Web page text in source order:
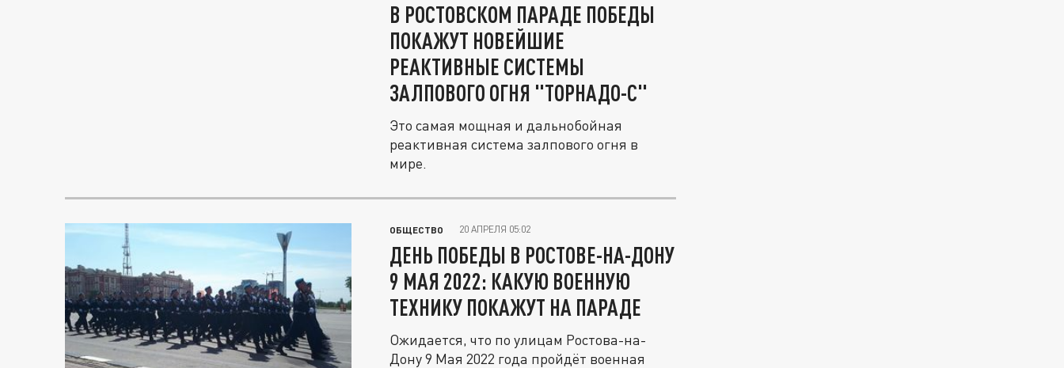
В РОСТОВСКОМ ПАРАДЕ ПОБЕДЫ
ПОКАЖУТ НОВЕЙШИЕ
РЕАКТИВНЫЕ СИСТЕМЫ
ЗАЛПОВОГО ОГНЯ "ТОРНАДО-С"
Это самая мощная и дальнобойная
реактивная система залпового огня в
мире.
ОБЩЕСТВО 20 АПРЕЛЯ 05:02
ДЕНЬ ПОБЕДЫ В РОСТОВЕ-НА-ДОНУ
9 МАЯ 2022: КАКУЮ ВОЕННУЮ
ТЕХНИКУ ПОКАЖУТ НА ПАРАДЕ
Ожидается, что по улицам Ростова-на-
Дону 9 Мая 2022 года пройдёт военная